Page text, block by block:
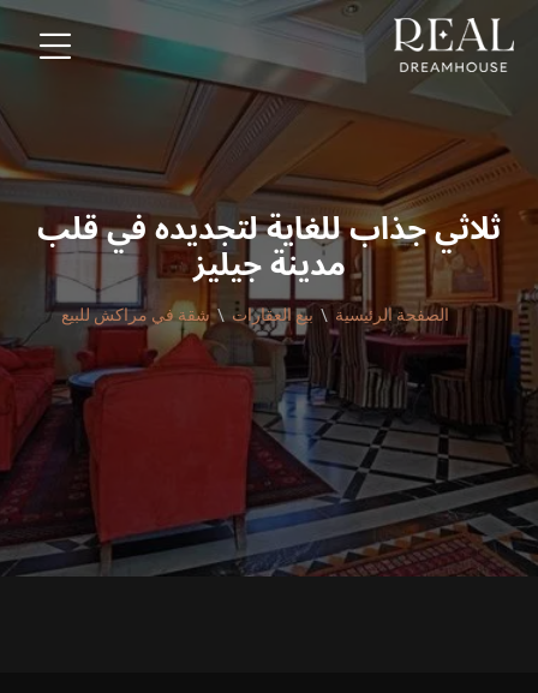
ثلاثي جذاب للغاية لتجديده في قلب
مدينة جيليز
الصفحة الرئيسية بيع العقارات شقة في مراكش للبيع